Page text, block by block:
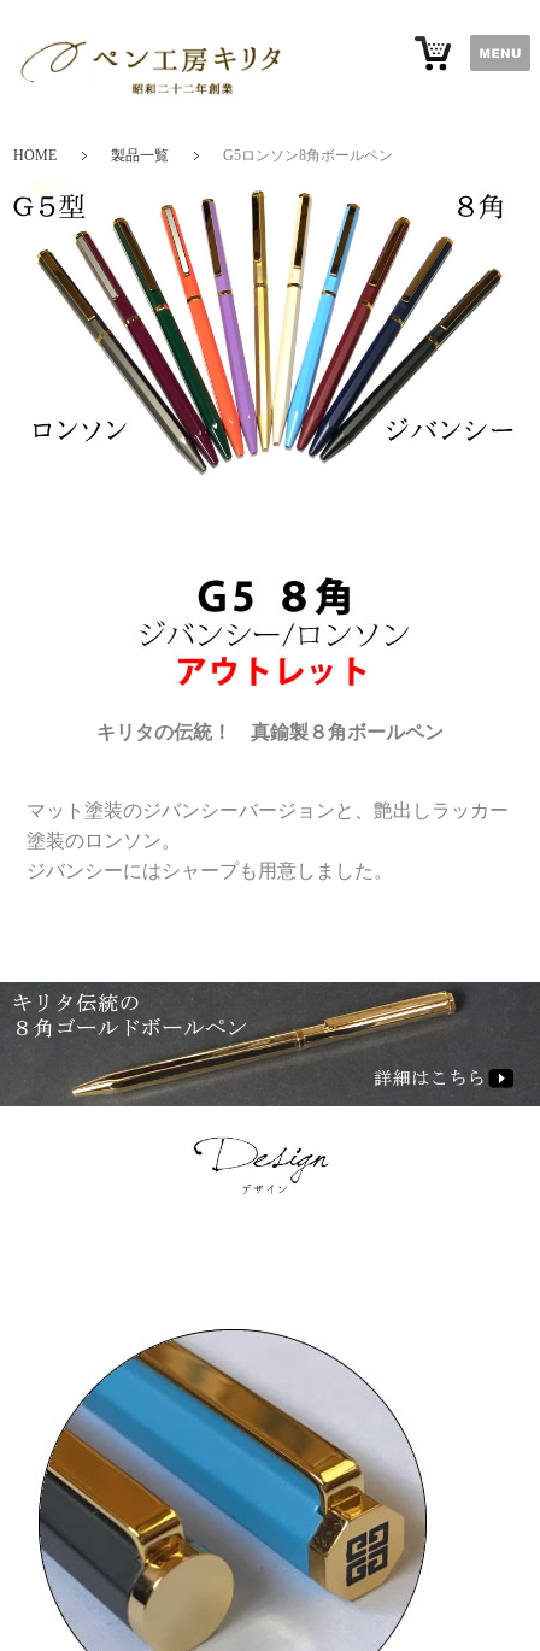
HOME 製品一覧 G5ロンソン8角ボールペン
キリタの伝統！ 真鍮製８角ボールペン
マット塗装のジバンシーバージョンと、艶出しラッカー
塗装のロンソン。
ジバンシーにはシャープも用意しました。